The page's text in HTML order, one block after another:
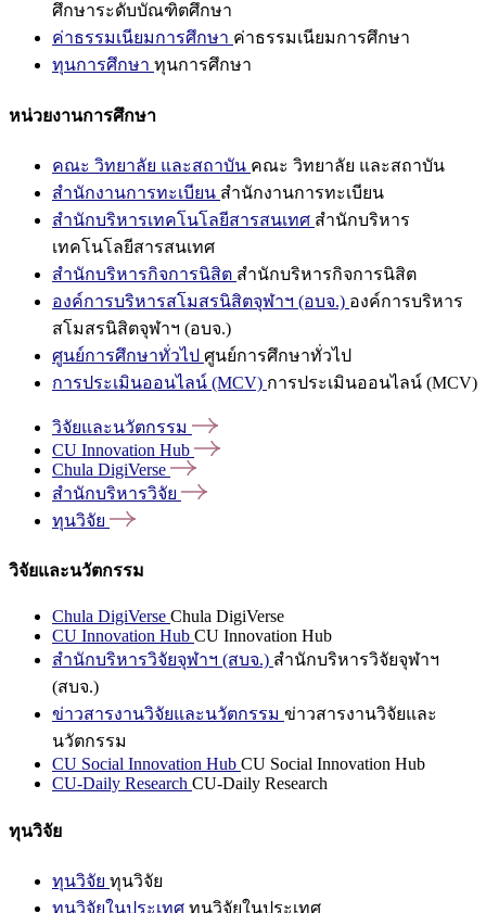
ศึกษาระดับบัณฑิตศึกษา
ค่าธรรมเนียมการศึกษา ค่าธรรมเนียมการศึกษา
ทุนการศึกษา ทุนการศึกษา
หน่วยงานการศึกษา
คณะ วิทยาลัย และสถาบัน คณะ วิทยาลัย และสถาบัน
สำนักงานการทะเบียน สำนักงานการทะเบียน
สำนักบริหารเทคโนโลยีสารสนเทศ สำนักบริหาร
เทคโนโลยีสารสนเทศ
สำนักบริหารกิจการนิสิต สำนักบริหารกิจการนิสิต
องค์การบริหารสโมสรนิสิตจุฬาฯ (อบจ.) องค์การบริหาร
สโมสรนิสิตจุฬาฯ (อบจ.)
ศูนย์การศึกษาทั่วไป ศูนย์การศึกษาทั่วไป
การประเมินออนไลน์ (MCV) การประเมินออนไลน์ (MCV)
วิจัยและนวัตกรรม
CU Innovation Hub
Chula DigiVerse
สำนักบริหารวิจัย
ทุนวิจัย
วิจัยและนวัตกรรม
Chula DigiVerse Chula DigiVerse
CU Innovation Hub CU Innovation Hub
สำนักบริหารวิจัยจุฬาฯ (สบจ.) สำนักบริหารวิจัยจุฬาฯ
(สบจ.)
ข่าวสารงานวิจัยและนวัตกรรม ข่าวสารงานวิจัยและ
นวัตกรรม
CU Social Innovation Hub CU Social Innovation Hub
CU-Daily Research CU-Daily Research
ทุนวิจัย
ทุนวิจัย ทุนวิจัย
ทุนวิจัยในประเทศ ทุนวิจัยในประเทศ